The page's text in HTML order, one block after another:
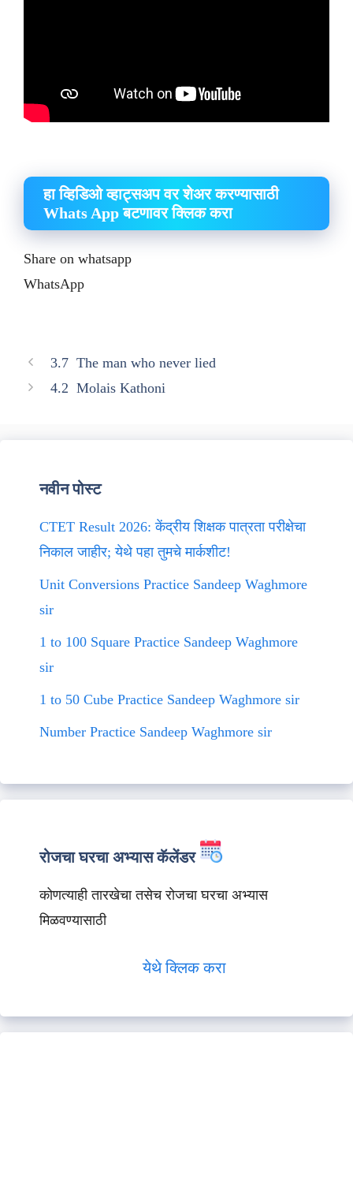
हा व्हिडिओ व्हाट्सअप वर शेअर करण्यासाठी
Whats App बटणावर क्लिक करा
Share on whatsapp
WhatsApp
3.7 The man who never lied
4.2 Molais Kathoni
नवीन पोस्ट
CTET Result 2026: केंद्रीय शिक्षक पात्रता परीक्षेचा
निकाल जाहीर; येथे पहा तुमचे मार्कशीट!
Unit Conversions Practice Sandeep Waghmore
sir
1 to 100 Square Practice Sandeep Waghmore
sir
1 to 50 Cube Practice Sandeep Waghmore sir
Number Practice Sandeep Waghmore sir
रोजचा घरचा अभ्यास कॅलेंडर
कोणत्याही तारखेचा तसेच रोजचा घरचा अभ्यास
मिळवण्यासाठी
येथे क्लिक करा